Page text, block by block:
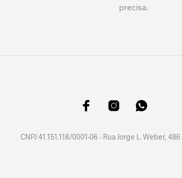
precisa.
CNPJ 41.151.118/0001-06 - Rua Jorge L. Weber,